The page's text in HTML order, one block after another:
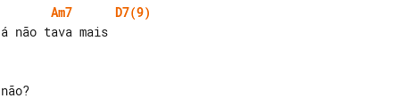
Am7
D7(9)
não tava mais